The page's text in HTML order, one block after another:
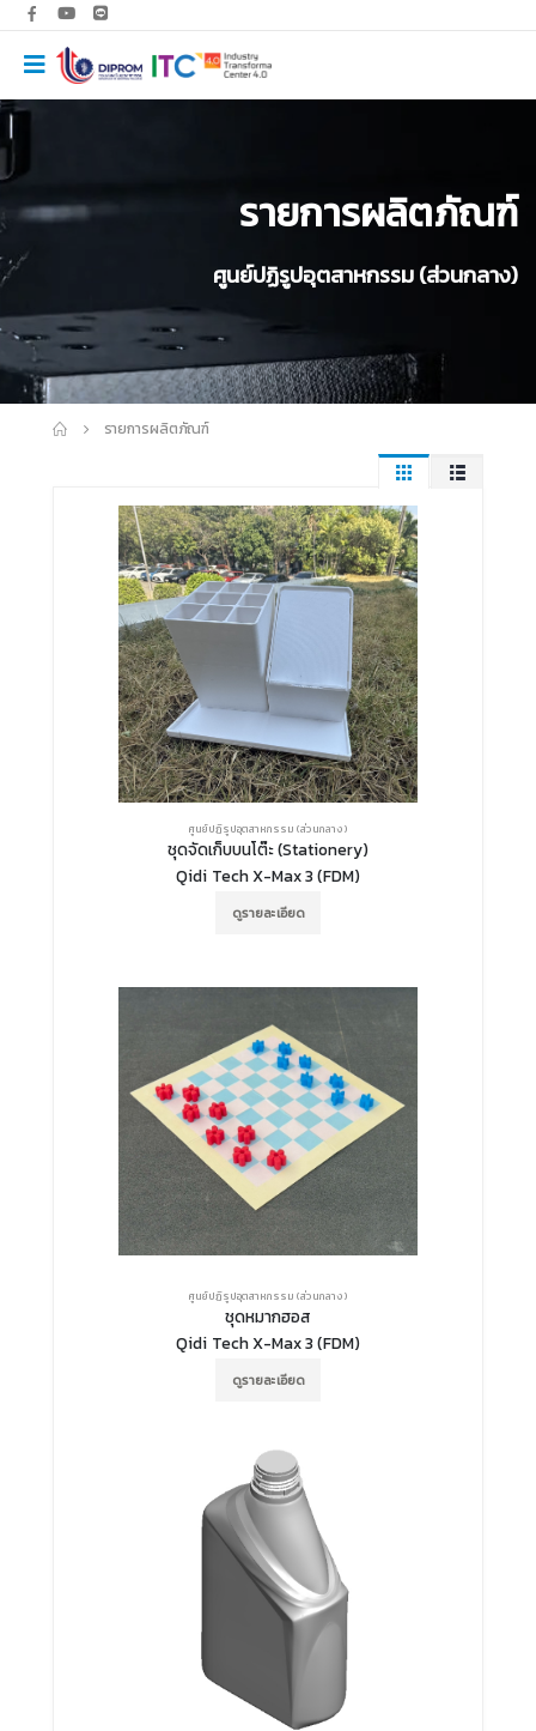
รายการผลิตภัณฑ์
ศูนย์ปฏิรูปอุตสาหกรรม (ส่วนกลาง)
รายการผลิตภัณฑ์
ศูนย์ปฏิรูปอุตสาหกรรม (ส่วนกลาง)
ชุดจัดเก็บบนโต๊ะ (Stationery)
Qidi Tech X-Max 3 (FDM)
ดูรายละเอียด
ศูนย์ปฏิรูปอุตสาหกรรม (ส่วนกลาง)
ชุดหมากฮอส
Qidi Tech X-Max 3 (FDM)
ดูรายละเอียด